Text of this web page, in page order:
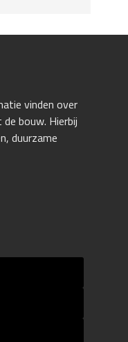
vinden over
bouw. Hierbij
duurzame